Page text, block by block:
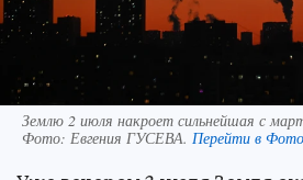
Землю 2 июля накроет сильнейшая с
Фото: Евгения ГУСЕВА. Перейти в